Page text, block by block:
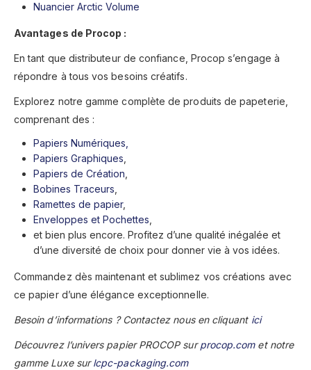
Nuancier Arctic Volume
Avantages de Procop :
En tant que distributeur de confiance, Procop s’engage à
répondre à tous vos besoins créatifs.
Explorez notre gamme complète de produits de papeterie,
comprenant des :
Papiers Numériques,
Papiers Graphiques
Papiers de Création
Bobines Traceurs
Ramettes de papier,
Enveloppes et Pochettes
et bien plus encore. Profitez d’une qualité inégalée et
d’une diversité de choix pour donner vie à vos idées.
Commandez dès maintenant et sublimez vos créations avec
ce papier d’une élégance exceptionnelle.
Besoin d’informations ? Contactez nous en cliquant ici
Découvrez l’univers papier PROCOP surprocop.comet notre
gamme Luxe surlcpc-packaging.com